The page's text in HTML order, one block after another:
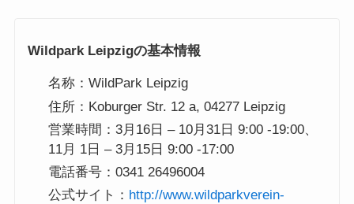
Wildpark Leipzigの基本情報
名称：WildPark Leipzig
住所：Koburger Str. 12 a, 04277 Leipzig
営業時間：3月16日 – 10月31日 9:00 -19:00、
11月 1日 – 3月15日 9:00 -17:00
電話番号：0341 26496004
公式サイト： http://www.wildparkverein-